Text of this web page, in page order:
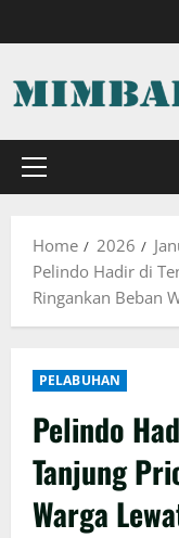
to
Primary
Home 2026
Pelindo Hadir di
Ringankan Beban
PELABUHAN
Pelindo
Tanjung
Warga